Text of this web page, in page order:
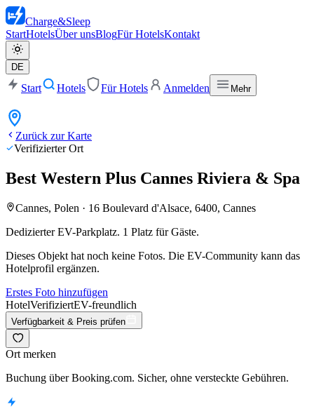
Charge&Sleep
StartHotelsÜber unsBlogFür HotelsKontakt
DE
Start Hotels Für Hotels Anmelden Mehr
Zurück zur Karte
Verifizierter Ort
Best Western Plus Cannes Riviera & Spa
Cannes, Polen · 16 Boulevard d'Alsace, 6400, Cannes
Dedizierter EV-Parkplatz. 1 Platz für Gäste.
Dieses Objekt hat noch keine Fotos. Die EV-Community kann das
Hotelprofil ergänzen.
Erstes Foto hinzufügen
HotelVerifiziertEV-freundlich
Verfügbarkeit & Preis prüfen
Ort merken
Buchung über Booking.com. Sicher, ohne versteckte Gebühren.